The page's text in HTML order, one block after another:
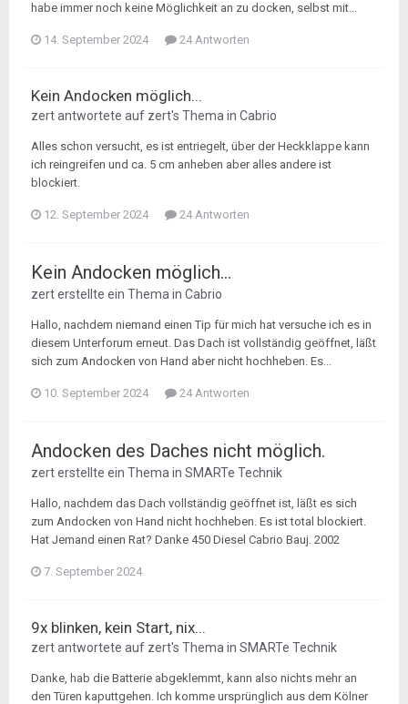
habe immer noch keine Möglichkeit an zu docken, selbst mit...
14. September 2024 24 Antworten
Kein Andocken möglich...
zertantwortete auf zert's Thema in Cabrio
Alles schon versucht, es ist entriegelt, über der Heckklappe kann
ich reingreifen und ca. 5 cm anheben aber alles andere ist
blockiert.
12. September 2024 24 Antworten
Kein Andocken möglich...
zerterstellte ein Thema in Cabrio
Hallo, nachdem niemand einen Tip für mich hat versuche ich es in
diesem Unterforum erneut. Das Dach ist vollständig geöffnet, läßt
sich zum Andocken von Hand aber nicht hochheben. Es...
10. September 2024 24 Antworten
Andocken des Daches nicht möglich.
zerterstellte ein Thema in SMARTe Technik
Hallo, nachdem das Dach vollständig geöffnet ist, läßt es sich
zum Andocken von Hand nicht hochheben. Es ist total blockiert.
Hat Jemand einen Rat? Danke 450 Diesel Cabrio Bauj. 2002
7. September 2024
9x blinken, kein Start, nix...
zertantwortete auf zert's Thema in SMARTe Technik
Danke, hab die Batterie abgeklemmt, kann also nichts mehr an
den Türen kaputtgehen. Ich komme ursprünglich aus dem Kölner